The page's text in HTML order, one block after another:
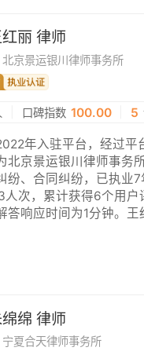
丽 律师
北京景运银川律师事务所
口碑指数 100.00 5
年入驻平台，经过平
北京景运银川律师事务
纷、合同纠纷，已执业
人次，累计获得6个用户
答响应时间为1分钟。
绵 律师
宁夏合天律师事务所